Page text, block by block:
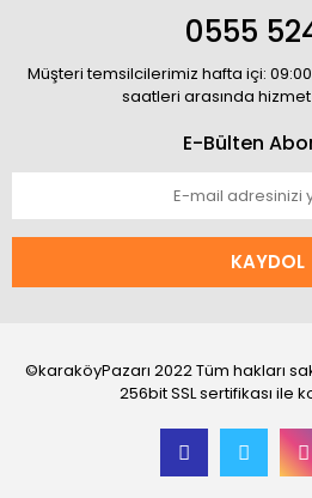
0555
Müşteri temsilcilerimiz hafta içi: 09:00
saatleri arasında
E-Bülten
KAYDOL
©karaköyPazarı 2022 Tüm hakları
256bit SSL sertifikası ile